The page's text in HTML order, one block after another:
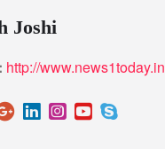
Joshi
http://www.news1today.in